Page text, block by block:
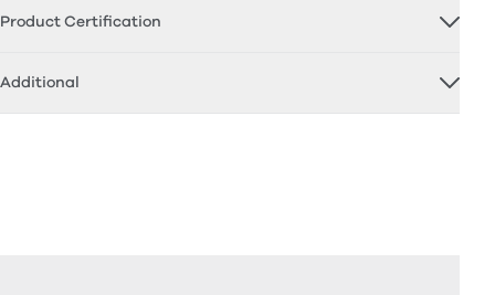
Product Certification
Additional